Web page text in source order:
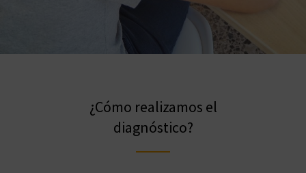
¿Cómo realizamos el
diagnóstico?